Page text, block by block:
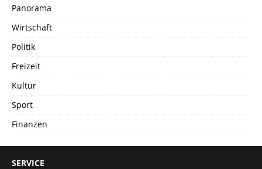
Panorama
Wirtschaft
Politik
Freizeit
Kultur
Sport
Finanzen
SERVICE